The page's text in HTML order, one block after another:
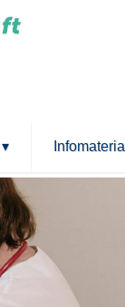
▾ Infomaterial